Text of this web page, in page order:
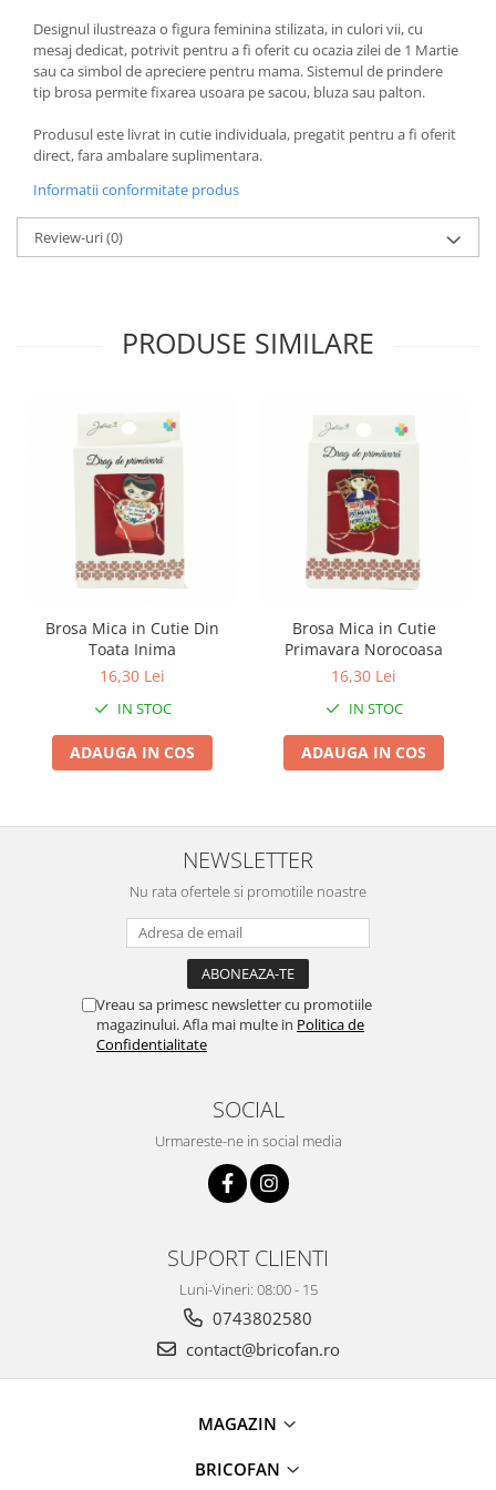
Zdrobitoare si teascuri
Teascuri
Zdrobitoare electrice
Zdrobitoare manuale
Sere si solarii
Unelte manuale de gradina -
Masini de maturat manuale
Masini batut stalpi
Pentru Casa si Camping
Aragaze, plite, piese butelii de
Butelii
Pirostrii si accesorii pentru gatit
Plite & aragaze
Iluminat & electrice
Prelungitoare & cabluri electrice
Coliere plastic
Corpuri de iluminat
Lumina de crestere pentru plante
Proiectoare & lampi de lucru
Veioze si Lampi
Aparate de spalat cu presiune
Articole si accesorii pentru baie
Baterii bucatarie
Designul ilustreaza o figura feminina stilizata, in culori vii, cu
mesaj dedicat, potrivit pentru a fi oferit cu ocazia zilei de 1 Martie
sau ca simbol de apreciere pentru mama. Sistemul de prindere
tip brosa permite fixarea usoara pe sacou, bluza sau palton.
Produsul este livrat in cutie individuala, pregatit pentru a fi oferit
direct, fara ambalare suplimentara.
Informatii conformitate produs
Review-uri(0)
PRODUSE SIMILARE
Brosa Mica in Cutie Din
Toata Inima
16,30 Lei
IN STOC
ADAUGA IN COS
Brosa Mica in Cutie
Primavara Norocoasa
16,30 Lei
IN STOC
ADAUGA IN COS
NEWSLETTER
Nu rata ofertele si promotiile noastre
Vreau sa primesc newsletter cu promotiile
magazinului. Afla mai multe in Politica de
Confidentialitate
SOCIAL
Urmareste-ne in social media
SUPORT CLIENTI
Luni-Vineri: 08:00 - 15
0743802580
contact@bricofan.ro
MAGAZIN
BRICOFAN